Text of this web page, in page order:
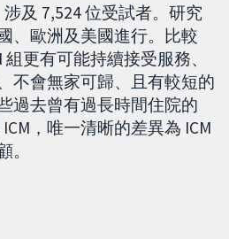
及 7,524 位受試者。研究
、歐洲及美國進行。比較
組更有可能持續接受服務、
不會無家可歸、且有較短的
過去曾有過長時間住院的
，唯一清晰的差異為 ICM
。